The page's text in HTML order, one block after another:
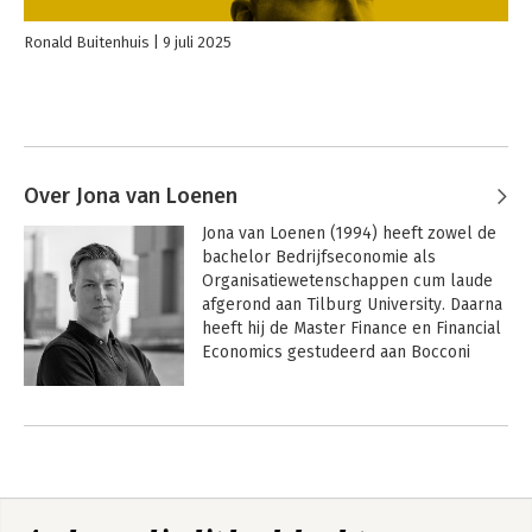
Ronald Buitenhuis 9 juli 2025
Over Jona van Loenen
Jona van Loenen (1994) heeft zowel de
bachelor Bedrijfseconomie als
Organisatiewetenschappen cum laude
afgerond aan Tilburg University. Daarna
heeft hij de Master Finance en Financial
Economics gestudeerd aan Bocconi
studeren, omdat hij door zijn studie juist
Andere boeken door Jona van